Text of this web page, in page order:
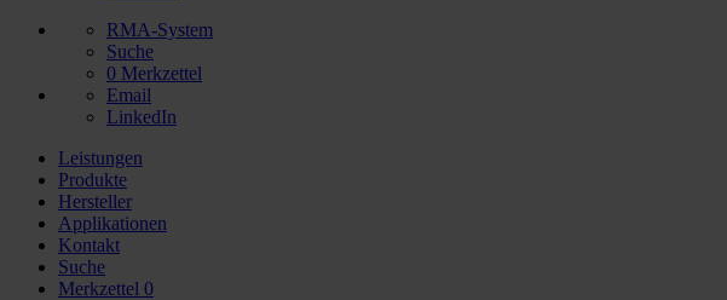
RMA-System
Suche
0 Merkzettel
Email
LinkedIn
Leistungen
Produkte
Hersteller
Applikationen
Kontakt
Suche
Merkzettel 0